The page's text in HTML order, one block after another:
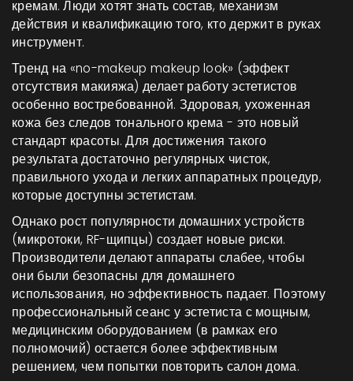
кремам. Люди хотят знать состав, механизм
действия и квалификацию того, кто держит в руках
инструмент.
Тренд на «no-makeup makeup look» (эффект
отсутствия макияжа) делает работу эстетистов
особенно востребованной. Здоровая, ухоженная
кожа без следов тонального крема - это новый
стандарт красоты. Для достижения такого
результата достаточно регулярных чисток,
правильного ухода и легких аппаратных процедур,
которые доступны эстетистам.
Однако рост популярности домашних устройств
(микротоки, RF-щипцы) создает новые риски.
Производители делают аппараты слабее, чтобы
они были безопасны для домашнего
использования, но эффективность падает. Поэтому
профессиональный сеанс у эстетиста с мощным,
медицинским оборудованием (в рамках его
полномочий) остается более эффективным
решением, чем попытки повторить салон дома.